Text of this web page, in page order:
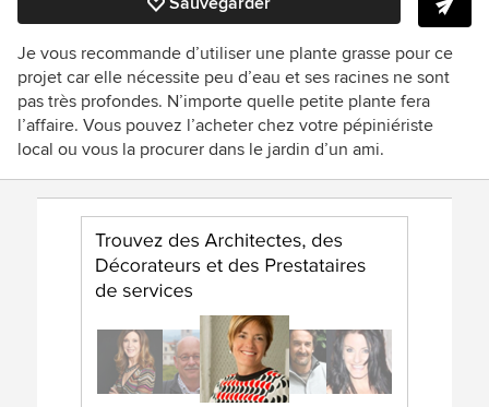
Je vous recommande d’utiliser une plante grasse pour ce
projet car elle nécessite peu d’eau et ses racines ne sont
pas très profondes. N’importe quelle petite plante fera
l’affaire. Vous pouvez l’acheter chez votre pépiniériste
local ou vous la procurer dans le jardin d’un ami.